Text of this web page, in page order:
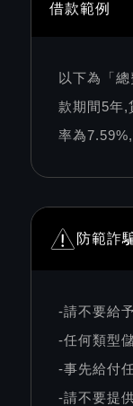
借款範例
以下為「
款期間5年,
率為
防範詐
-請不要給
-任何類型
-事先給付
-請不要提